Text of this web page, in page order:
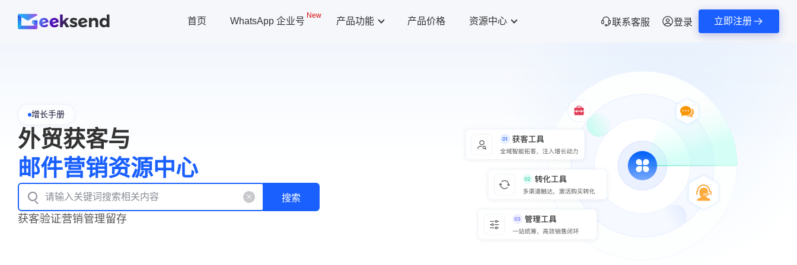
首页 WhatsApp 企业号
New
产品功能 产品价格 资源中心 联系客服 登录 立即注册
增长手册
外贸获客与
邮件营销资源中心
搜索
获客验证营销管理留存